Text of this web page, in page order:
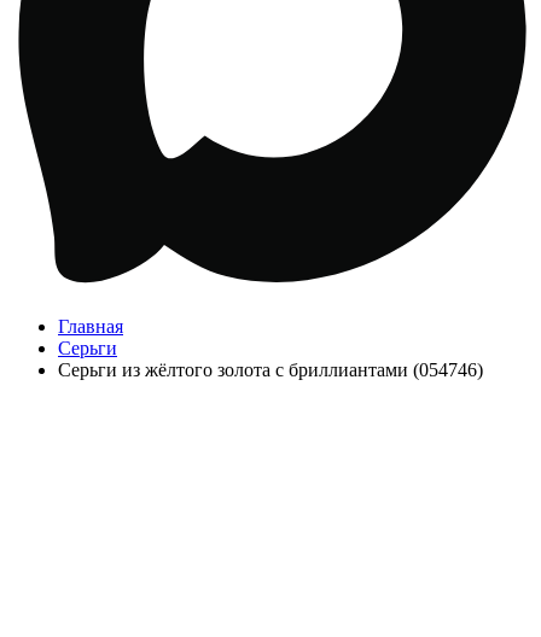
Главная
Серьги
Серьги из жёлтого золота с бриллиантами (054746)